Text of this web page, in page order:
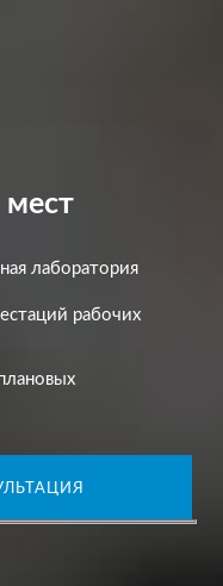
мест
лаборатория
рабочих